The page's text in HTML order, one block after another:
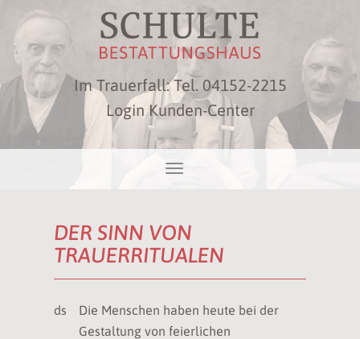
Im Trauerfall: Tel. 04152-2215
Login Kunden-Center
DER SINN VON
TRAUERRITUALEN
ds
Die Menschen haben heute bei der
Gestaltung von feierlichen